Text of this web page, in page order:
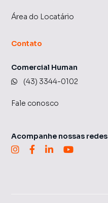
Área do Locatário
Contato
Comercial Human
(43) 3344-0102
Fale conosco
Acompanhe nossas redes